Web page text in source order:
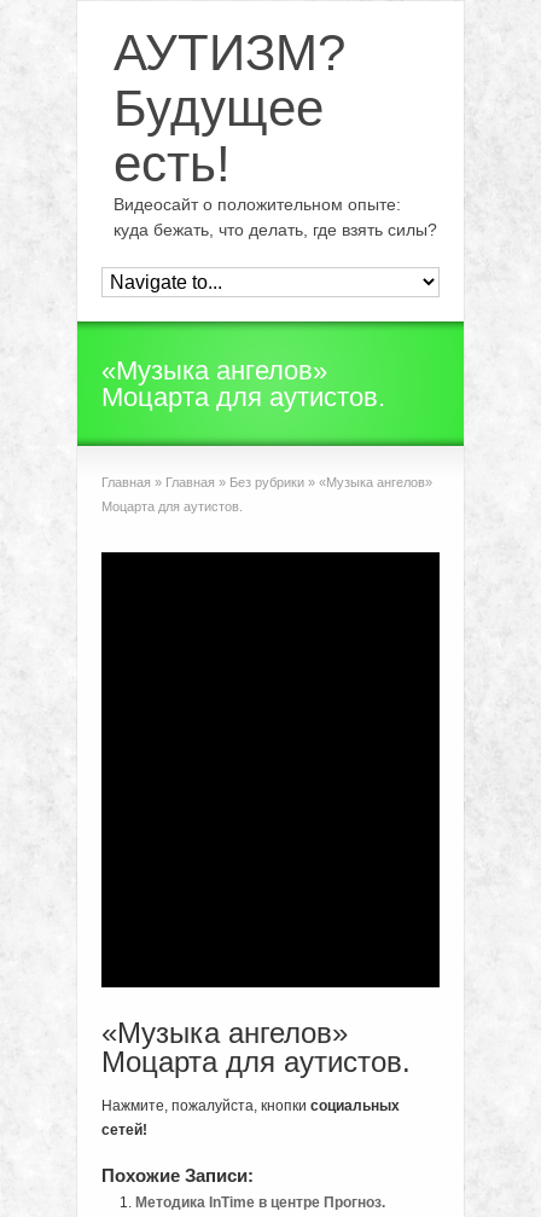
АУТИЗМ?
Будущее
есть!
Видеосайт о положительном опыте:
куда бежать, что делать, где взять силы?
«Музыка ангелов»
Моцарта для аутистов.
Главная » Главная » Без рубрики » «Музыка ангелов»
Моцарта для аутистов.
«Музыка ангелов»
Моцарта для аутистов.
Нажмите, пожалуйста, кнопки социальных
сетей!
Похожие Записи:
Методика InTime в центре Прогноз.